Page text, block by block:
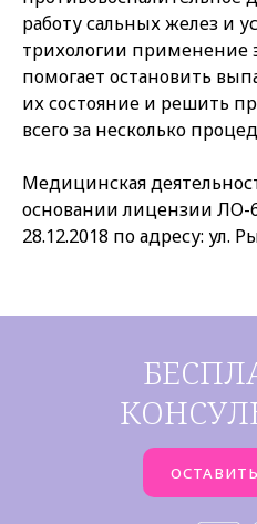
работу сальных желез и
трихологии применение
помогает остановить
их состояние и решить
всего за несколько
Медицинская
основании лицензии ЛО-
28.12.2018 по адресу: ул.